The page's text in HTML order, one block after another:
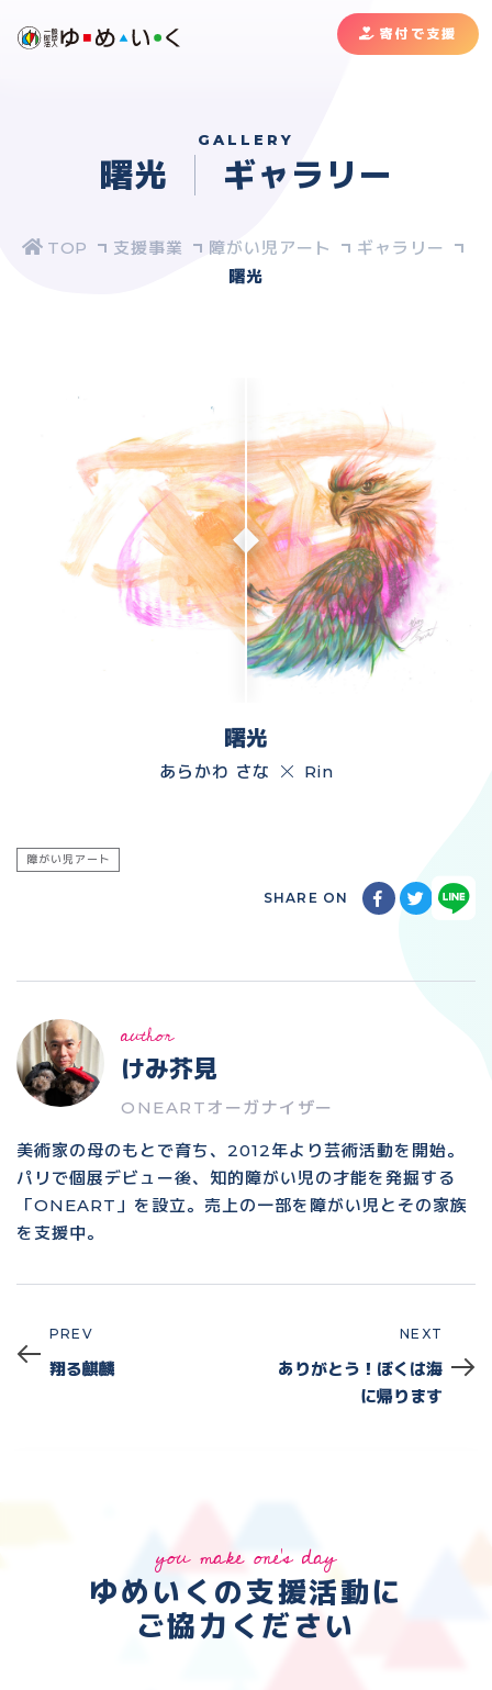
寄付で支援
GALLERY
曙光 ギャラリー
支援事業 障がい児アート
ギャラリー
曙光
曙光
あらかわ さな Rin
障がい児アート
SHARE ON
author
けみ芥見
ONEARTオーガナイザー
美術家の母のもとで育ち、2012年より芸術活動を開始。
パリで個展デビュー後、知的障がい児の才能を発掘する
「ONEART」を設立。売上の一部を障がい児とその家族
を支援中。
Prev
PREV
翔る麒麟
NEXT
ありがとう！ぼくは海
に帰ります
you make one's day
ゆめいくの支援活動に
ご協力ください